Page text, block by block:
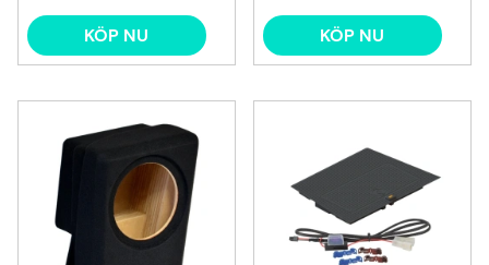
KÖP NU KÖP NU